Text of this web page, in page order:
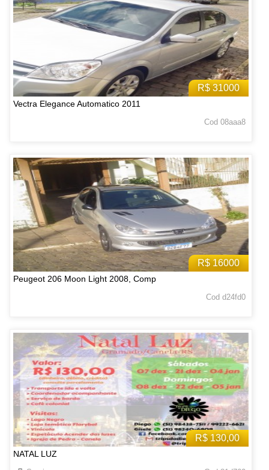
R$ 31000
Vectra Elegance Automatico 2011
Cod 08aaa8
R$ 16000
Peugeot 206 Moon Light 2008, Comp
Cod d24fd0
R$ 130,00
NATAL LUZ